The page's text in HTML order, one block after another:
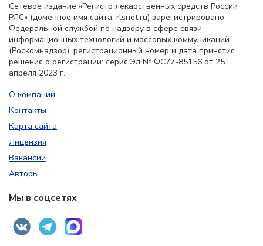
Сетевое издание «Регистр лекарственных средств России
РЛС» (доменное имя сайта: rlsnet.ru) зарегистрировано
Федеральной службой по надзору в сфере связи,
информационных технологий и массовых коммуникаций
(Роскомнадзор), регистрационный номер и дата принятия
решения о регистрации: серия Эл № ФС77-85156 от 25
апреля 2023 г.
О компании
Контакты
Карта сайта
Лицензия
Вакансии
Авторы
Мы в соцсетях